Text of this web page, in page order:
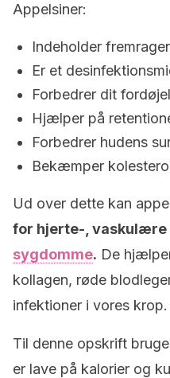
Appelsiner:
Indeholder
Er et
Forbedrer dit
Hjælper på
Forbedrer hudens
Bekæmper
Ud over dette kan
for hjerte-, vaskulære
sygdomme. De
kollagen, røde
infektioner i vores krop.
Til denne opskrift
er lave på kalorier og